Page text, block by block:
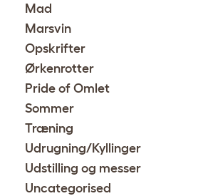
Mad
Marsvin
Opskrifter
Ørkenrotter
Pride of Omlet
Sommer
Træning
Udrugning/Kyllinger
Udstilling og messer
Uncategorised